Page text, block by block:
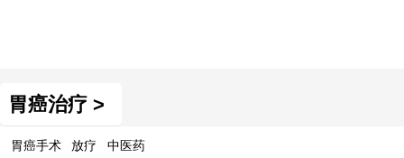
胃癌治疗 >
胃癌手术 放疗 中医药